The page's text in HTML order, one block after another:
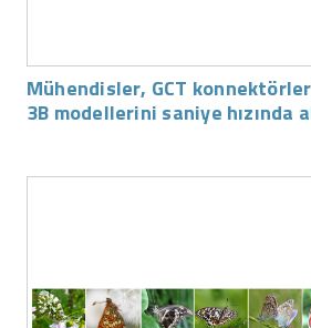
Mühendisler, GCT
3B modellerini saniye hızında